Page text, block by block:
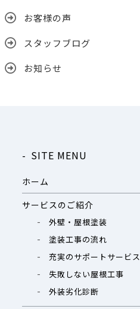
お客様の声
スタッフブログ
お知らせ
SITE MENU
ホーム
サービスのご紹介
外壁・屋根塗装
塗装工事の流れ
充実のサポートサービス
失敗しない屋根工事
外装劣化診断